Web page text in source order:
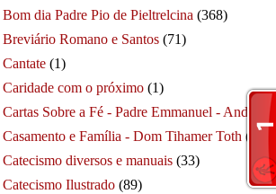
Bom dia Padre Pio de Pieltrelcina (368)
Breviário Romano e Santos (71)
Cantate (1)
Caridade com o próximo (1)
Cartas Sobre a Fé - Padre Emmanuel - André
Casamento e Família - Dom Tihamer Toth (115)
Catecismo diversos e manuais (33)
Catecismo Ilustrado (89)